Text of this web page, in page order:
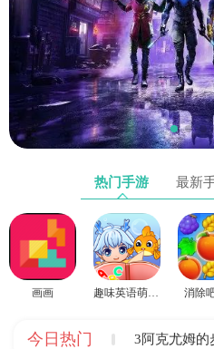
热门手游 最新
画画 趣味英语萌宠团 消除
今日热门 阿克尤姆的